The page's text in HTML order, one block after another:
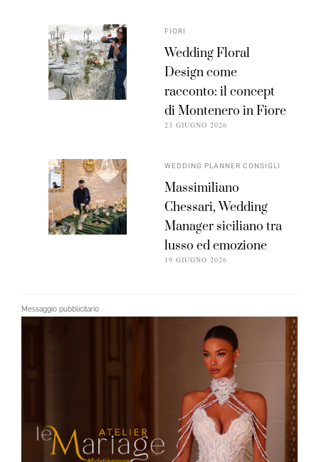
FIORI
Wedding Floral
Design come
racconto: il concept
di Montenero in Fiore
23 GIUGNO 2026
WEDDING PLANNER CONSIGLI
Massimiliano
Chessari, Wedding
Manager siciliano tra
lusso ed emozione
19 GIUGNO 2026
Messaggio pubblicitario